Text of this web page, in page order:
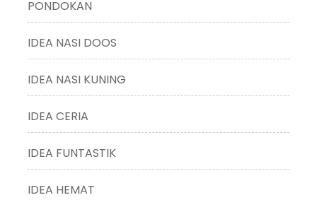
PONDOKAN
IDEA NASI DOOS
IDEA NASI KUNING
IDEA CERIA
IDEA FUNTASTIK
IDEA HEMAT